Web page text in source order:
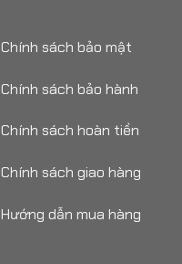
Chính sách bảo mật
Chính sách bảo hành
Chính sách hoàn tiền
Chính sách giao hàng
Hướng dẫn mua hàng